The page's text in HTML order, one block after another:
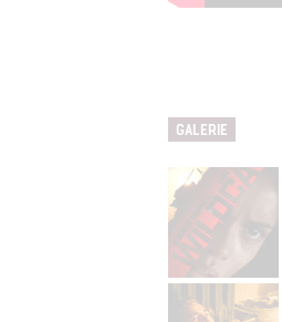
GALERIE